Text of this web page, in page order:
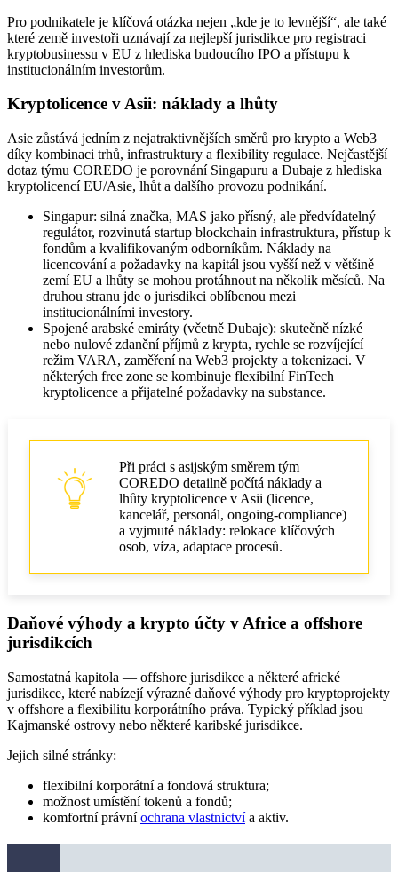
Pro podnikatele je klíčová otázka nejen „kde je to levnější“, ale také
které země investoři uznávají za nejlepší jurisdikce pro registraci
kryptobusinessu v EU z hlediska budoucího IPO a přístupu k
institucionálním investorům.
Kryptolicence v Asii: náklady a lhůty
Asie zůstává jedním z nejatraktivnějších směrů pro krypto a Web3
díky kombinaci trhů, infrastruktury a flexibility regulace. Nejčastější
dotaz týmu COREDO je porovnání Singapuru a Dubaje z hlediska
kryptolicencí EU/Asie, lhůt a dalšího provozu podnikání.
Singapur: silná značka, MAS jako přísný, ale předvídatelný
regulátor, rozvinutá startup blockchain infrastruktura, přístup k
fondům a kvalifikovaným odborníkům. Náklady na
licencování a požadavky na kapitál jsou vyšší než v většině
zemí EU a lhůty se mohou protáhnout na několik měsíců. Na
druhou stranu jde o jurisdikci oblíbenou mezi
institucionálními investory.
Spojené arabské emiráty (včetně Dubaje): skutečně nízké
nebo nulové zdanění příjmů z krypta, rychle se rozvíjející
režim VARA, zaměření na Web3 projekty a tokenizaci. V
některých free zone se kombinuje flexibilní FinTech
kryptolicence a přijatelné požadavky na substance.
Při práci s asijským směrem tým
COREDO detailně počítá náklady a
lhůty kryptolicence v Asii (licence,
kancelář, personál, ongoing‑compliance)
a vyjmuté náklady: relokace klíčových
osob, víza, adaptace procesů.
Daňové výhody a krypto účty v Africe a offshore
jurisdikcích
Samostatná kapitola — offshore jurisdikce a některé africké
jurisdikce, které nabízejí výrazné daňové výhody pro kryptoprojekty
v offshore a flexibilitu korporátního práva. Typický příklad jsou
Kajmanské ostrovy nebo některé karibské jurisdikce.
Jejich silné stránky:
flexibilní korporátní a fondová struktura;
možnost umístění tokenů a fondů;
komfortní právníochrana vlastnictvía aktiv.